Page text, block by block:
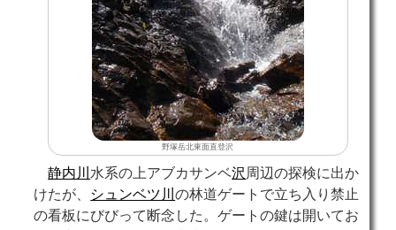
野塚岳北東面直登沢
静内川 水系の上アブカサンベ沢 周辺の探検に出か
けたが、
シュンベツ川の林道ゲートで立ち入り禁止
の看板にびびって断念した。ゲートの鍵は開いてお